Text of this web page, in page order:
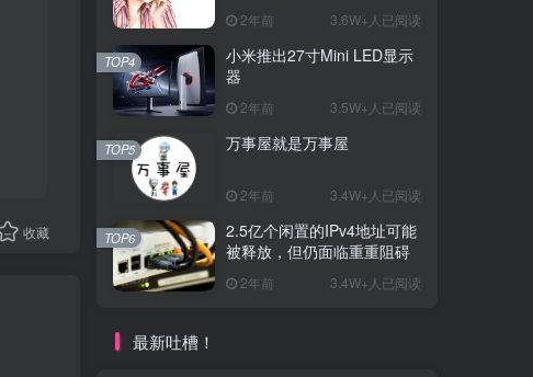
收藏
2年前 3.6W+人已阅读
小米推出27寸Mini LED显示
器
2年前 3.5W+人已阅读
TOP4
万事屋就是万事屋
2年前 3.4W+人已阅读
TOP5
2.5亿个闲置的IPv4地址可能
被释放，但仍面临重重阻碍
2年前 3.4W+人已阅读
TOP6
最新吐槽！